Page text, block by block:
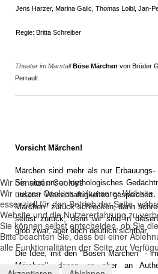
Jens Harzer, Marina Galic, Thomas Loibl, Jan-
Regie: Britta Schreiber
Theater im MarstallBöse Märchen von Brüder
Perrault
Vorsicht Märchen!
Märchen sind mehr als nur
Sie sind unser mythologisches
unserer Wesenhaftigkeiten
Märchen" zurück schrecken, dann
selbst zurück, denn wir sind in
grob zwar, aber doch deutlich sichtbar.
Die Idee, mit den "Bösen Märchen" -
Märchen", denen es aber an
Wir benutzen Cookies
Wir nutzen Cookies auf unserer
essenziell für den Betrieb der Seite,
Website und die Nutzererfahrung zu
Sie können selbst entscheiden, ob Sie
Bitte beachten Sie, dass bei einer
alle Funktionalitäten der Seite zur